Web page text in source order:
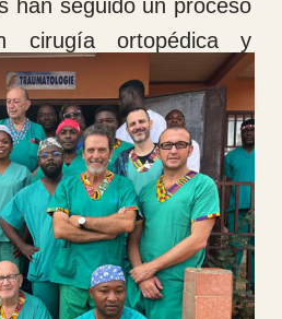
los controles
la realización
postoperatorios,
los protocolos de
hemos
de las primeras
un programa